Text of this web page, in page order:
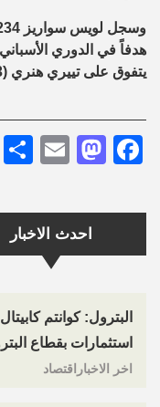
احدث الاخبار
البترول: كوانتم
استثمارات بقطاع
اخر الاخباراقتصاد
يتفوق على تييري هنري (233 هدفاً).